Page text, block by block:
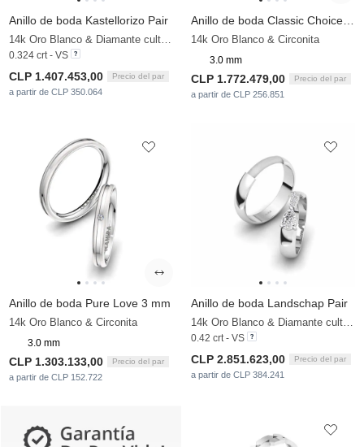
Anillo de boda Kastellorizo Pair
14k Oro Blanco & Diamante cultivado en laboratorio
0.324 crt - VS
CLP 1.407.453,00 Precio del par
a partir de CLP 350.064
14k Oro Blanco & Circonita
3.0 mm
CLP 1.772.479,00 Precio del par
a partir de CLP 256.851
Anillo de boda Pure Love 3 mm
14k Oro Blanco & Circonita
3.0 mm
CLP 1.303.133,00 Precio del par
a partir de CLP 152.722
Anillo de boda Landschap Pair
14k Oro Blanco & Diamante cultivado en laboratorio
0.42 crt - VS
CLP 2.851.623,00 Precio del par
a partir de CLP 384.241